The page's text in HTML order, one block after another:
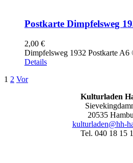
Postkarte Dimpfelsweg
2,00 €
Dimpfelsweg 1932 Postkarte
Details
1 2 Vor
Kulturladen
20535
kulturladen@hh-
Tel. 040 18 15